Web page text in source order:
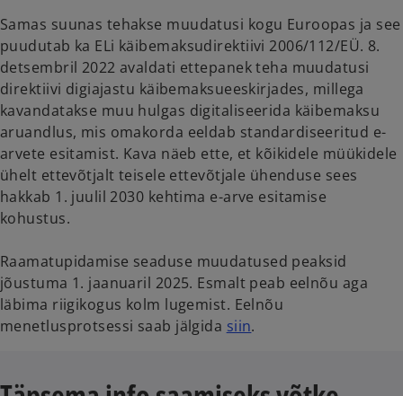
Samas suunas tehakse muudatusi kogu Euroopas ja see
puudutab ka ELi käibemaksudirektiivi 2006/112/EÜ. 8.
detsembril 2022 avaldati ettepanek teha muudatusi
direktiivi digiajastu käibemaksueeskirjades, millega
kavandatakse muu hulgas digitaliseerida käibemaksu
aruandlus, mis omakorda eeldab standardiseeritud e-
arvete esitamist. Kava näeb ette, et kõikidele müükidele
ühelt ettevõtjalt teisele ettevõtjale ühenduse sees
hakkab 1. juulil 2030 kehtima e-arve esitamise
kohustus.
Raamatupidamise seaduse muudatused peaksid
jõustuma 1. jaanuaril 2025. Esmalt peab eelnõu aga
läbima riigikogus kolm lugemist. Eelnõu
menetlusprotsessi saab jälgida siino
n
.